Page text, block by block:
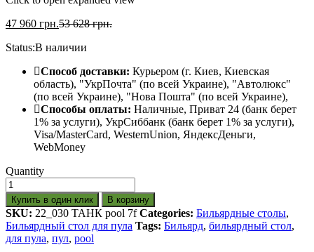
47 960 грн.53 628грн.
Status:В наличии
Способ доставки: Курьером (г. Киев, Киевская
область), "УкрПочта" (по всей Украине), "Автолюкс"
(по всей Украине), "Нова Пошта" (по всей Украине),
Способы оплаты: Наличные, Приват 24 (банк берет
1% за услуги), УкрСиббанк (банк берет 1% за услуги),
Visa/МаsterСard, WesternUnion, ЯндексДеньги,
WebMoney
Quantity
Купить в один клик В корзину
SKU: 22_030 ТАНК pool 7f Categories: Бильярдные столы,
Бильярдный стол для пула Tags: Бильярд, бильярдный стол,
для пула, пул, pool